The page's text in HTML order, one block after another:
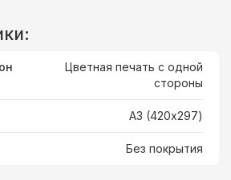
Цветная печать с одной
стороны
А3 (420x297)
Без покрытия